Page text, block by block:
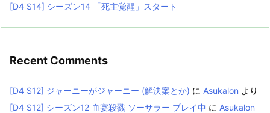
[D4 S14] シーズン14 「死主覚醒」スタート
Recent Comments
[D4 S12] ジャーニーがジャーニー (解決案とか) に Asukalon より
[D4 S12] シーズン12 血宴殺戮 ソーサラー プレイ中 に Asukalon